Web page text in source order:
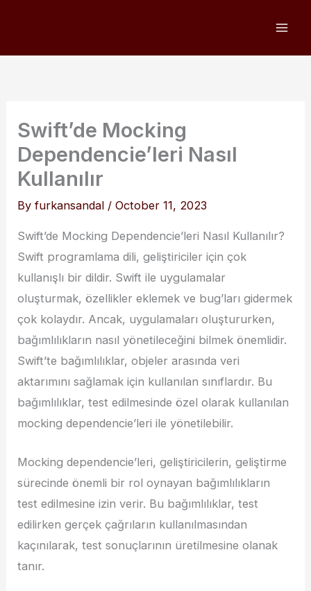
Swift’de Mocking
Dependencie’leri Nasıl
Kullanılır
Byfurkansandal /October 11, 2023
Swift’de Mocking Dependencie’leri Nasıl Kullanılır?
Swift programlama dili, geliştiriciler için çok
kullanışlı bir dildir. Swift ile uygulamalar
oluşturmak, özellikler eklemek ve bug’ları gidermek
çok kolaydır. Ancak, uygulamaları oluştururken,
bağımlılıkların nasıl yönetileceğini bilmek önemlidir.
Swift’te bağımlılıklar, objeler arasında veri
aktarımını sağlamak için kullanılan sınıflardır. Bu
bağımlılıklar, test edilmesinde özel olarak kullanılan
mocking dependencie’leri ile yönetilebilir.
Mocking dependencie’leri, geliştiricilerin, geliştirme
sürecinde önemli bir rol oynayan bağımlılıkların
test edilmesine izin verir. Bu bağımlılıklar, test
edilirken gerçek çağrıların kullanılmasından
kaçınılarak, test sonuçlarının üretilmesine olanak
tanır.